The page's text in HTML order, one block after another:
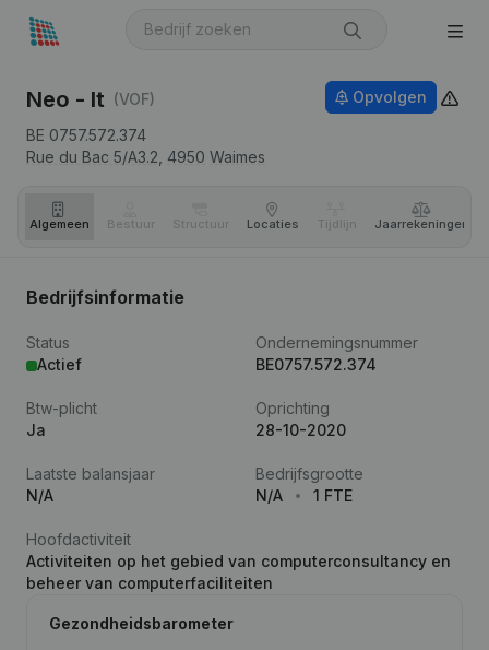
Neo - It (VOF)
BE 0757.572.374
Rue du Bac 5/A3.2, 4950 Waimes
Opvolgen
Algemeen Bestuur Structuur Locaties Tijdlijn Jaar­rekeningen
Bedrijfsinformatie
Status
Actief
Ondernemingsnummer
BE0757.572.374
Btw-plicht
Ja
Oprichting
28-10-2020
Laatste balansjaar
N/A
Bedrijfsgrootte
N/A
1 FTE
Hoofdactiviteit
Activiteiten op het gebied van computerconsultancy en
beheer van computerfaciliteiten
Gezondheidsbarometer